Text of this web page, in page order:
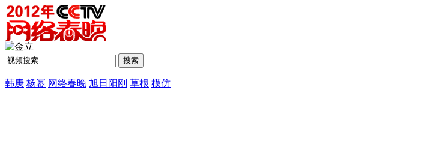
韩庚 杨幂 网络春晚 旭日阳刚 草根 模仿